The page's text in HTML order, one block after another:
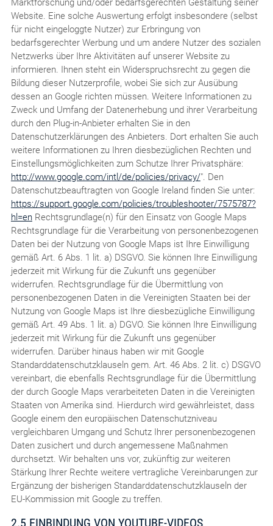
Website. Eine solche Auswertung erfolgt insbesondere (selbst
für nicht eingeloggte Nutzer) zur Erbringung von
bedarfsgerechter Werbung und um andere Nutzer des sozialen
Netzwerks über Ihre Aktivitäten auf unserer Website zu
informieren. Ihnen steht ein Widerspruchsrecht zu gegen die
Bildung dieser Nutzerprofile, wobei Sie sich zur Ausübung
dessen an Google richten müssen. Weitere Informationen zu
Zweck und Umfang der Datenerhebung und ihrer Verarbeitung
durch den Plug-in-Anbieter erhalten Sie in den
Datenschutzerklärungen des Anbieters. Dort erhalten Sie auch
weitere Informationen zu Ihren diesbezüglichen Rechten und
Einstellungsmöglichkeiten zum Schutze Ihrer Privatsphäre:
http://www.google.com/intl/de/policies/privacy/". Den
Datenschutzbeauftragten von Google Ireland finden Sie unter:
https://support.google.com/policies/troubleshooter/7575787?
hl=enRechtsgrundlage(n) für den Einsatz von Google Maps
Rechtsgrundlage für die Verarbeitung von personenbezogenen
Daten bei der Nutzung von Google Maps ist Ihre Einwilligung
gemäß Art. 6 Abs. 1 lit. a) DSGVO. Sie können Ihre Einwilligung
jederzeit mit Wirkung für die Zukunft uns gegenüber
widerrufen. Rechtsgrundlage für die Übermittlung von
personenbezogenen Daten in die Vereinigten Staaten bei der
Nutzung von Google Maps ist Ihre diesbezügliche Einwilligung
gemäß Art. 49 Abs. 1 lit. a) DGVO. Sie können Ihre Einwilligung
jederzeit mit Wirkung für die Zukunft uns gegenüber
widerrufen. Darüber hinaus haben wir mit Google
Standarddatenschutzklauseln gem. Art. 46 Abs. 2 lit. c) DSGVO
vereinbart, die ebenfalls Rechtsgrundlage für die Übermittlung
der durch Google Maps verarbeiteten Daten in die Vereinigten
Staaten von Amerika sind. Hierdurch wird gewährleistet, dass
Google einem den europäischen Datenschutzniveau
vergleichbaren Umgang und Schutz Ihrer personenbezogenen
Daten zusichert und durch angemessene Maßnahmen
durchsetzt. Wir behalten uns vor, zukünftig zur weiteren
Stärkung Ihrer Rechte weitere vertragliche Vereinbarungen zur
Ergänzung der bisherigen Standarddatenschutzklauseln der
EU-Kommission mit Google zu treffen.
2.5 EINBINDUNG VON YOUTUBE-VIDEOS